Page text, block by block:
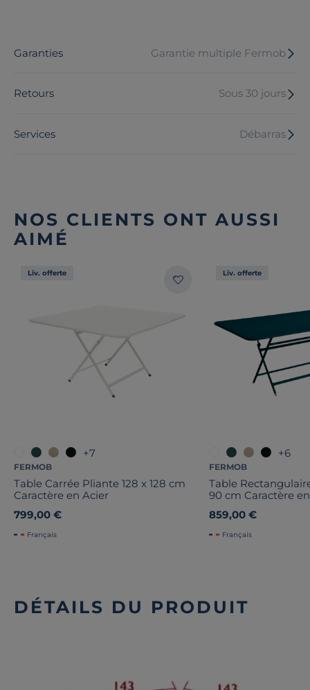
Garanties Garantie multiple Fermob
Retours Sous 30 jours
Services Débarras
NOS CLIENTS ONT AUSSI
AIMÉ
Liv. offerte
+7
FERMOB
Table Carrée Pliante 128 x 128 cm
Caractère en Acier
799,00 €
Français
Liv. offerte
+6
FERMOB
Table
90 cm Caractère
859,00 €
Français
DÉTAILS DU PRODUIT